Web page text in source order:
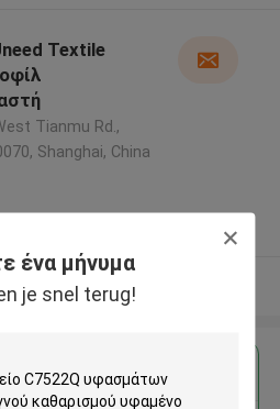
ένα μήνυμα
je snel terug!
Textile
Tianmu Rd.,
Shanghai, China
καλύτερη τιμή για